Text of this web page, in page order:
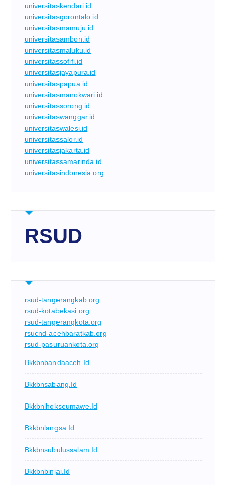
universitaskendari.id
universitasgorontalo.id
universitasmamuju.id
universitasambon.id
universitasmaluku.id
universitassofifi.id
universitasjayapura.id
universitaspapua.id
universitasmanokwari.id
universitassorong.id
universitaswanggar.id
universitaswalesi.id
universitassalor.id
universitasjakarta.id
universitassamarinda.id
universitasindonesia.org
RSUD
rsud-tangerangkab.org
rsud-kotabekasi.org
rsud-tangerangkota.org
rsucnd-acehbaratkab.org
rsud-pasuruankota.org
Bkkbnbandaaceh.id
Bkkbnsabang.id
Bkkbnlhokseumawe.id
Bkkbnlangsa.id
Bkkbnsubulussalam.id
Bkkbnbinjai.id